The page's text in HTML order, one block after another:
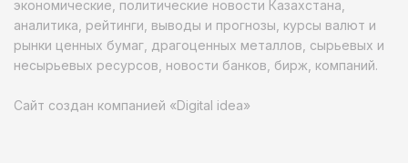
экономические, политические новости Казахстана,
аналитика, рейтинги, выводы и прогнозы, курсы валют и
рынки ценных бумаг, драгоценных металлов, сырьевых и
несырьевых ресурсов, новости банков, бирж, компаний.
Сайт создан компанией «Digital idea»